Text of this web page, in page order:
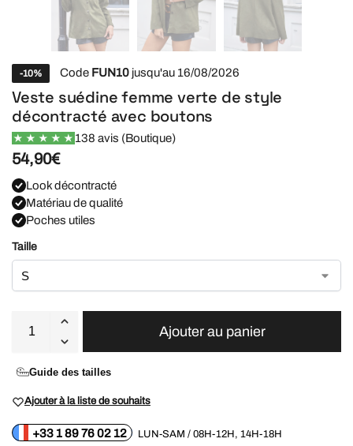
-10% Code FUN10 jusqu'au 16/08/2026
Veste suédine femme verte de style
décontracté avec boutons
138 avis (Boutique)
54,90€
Look décontracté
Matériau de qualité
Poches utiles
Taille
Ajouter au panier
Guide des tailles
Ajouter à la liste de souhaits
+33 1 89 76 02 12 LUN-SAM / 08H-12H, 14H-18H